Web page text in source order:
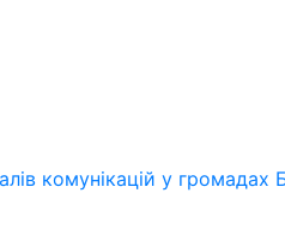
комунікацій у громадах